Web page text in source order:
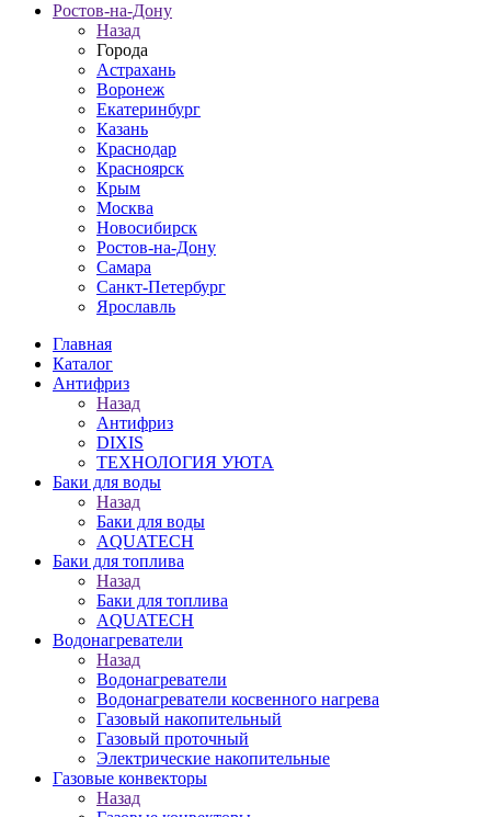
Ростов-на-Дону
Назад
Города
Астрахань
Воронеж
Екатеринбург
Казань
Краснодар
Красноярск
Крым
Москва
Новосибирск
Ростов-на-Дону
Самара
Санкт-Петербург
Ярославль
Главная
Каталог
Антифриз
Назад
Антифриз
DIXIS
ТЕХНОЛОГИЯ УЮТА
Баки для воды
Назад
Баки для воды
AQUATECH
Баки для топлива
Назад
Баки для топлива
AQUATECH
Водонагреватели
Назад
Водонагреватели
Водонагреватели косвенного нагрева
Газовый накопительный
Газовый проточный
Электрические накопительные
Газовые конвекторы
Назад